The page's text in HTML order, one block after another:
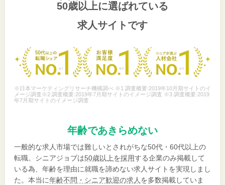
50歳以上に選ばれている
求人サイトです
※日本マーケティングリサーチ機構調べ ※1 調査概要:2019年10月期サイトのイ
メージ調査※2 調査概要:2019年7月期サイトのイメージ調査 ※3 調査概要:2019
年7月期サイトのイメージ調査
年齢であきらめない
一般的な求人市場では難しいとされがちな50代・60代以上の
転職。シニアジョブは50歳以上を採用する企業のみ掲載して
いる為、年齢を理由に就職を諦めない求人サイトを実現しまし
た。本当に年齢不問・シニア歓迎の求人 を多数掲載していま